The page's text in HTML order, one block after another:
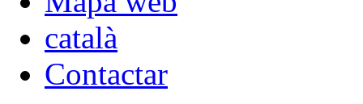
català
Contactar